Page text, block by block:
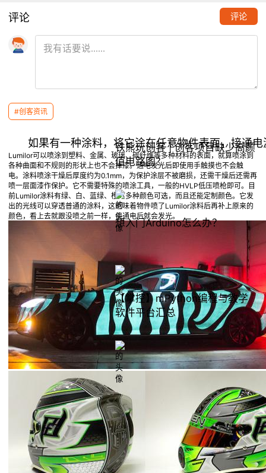
【创客资讯】视觉科技——LumiLor通电发
free 2015.03.30 0
#创客资讯
Lumilor可以喷涂到塑料、金属、玻璃、碳纤维等多种材料的表面，就算喷涂到
各种曲面和不规则的形状上也不会掉漆。通电发光后即使用手触摸也不会触
电。涂料喷涂干燥后厚度约为0.1mm，为保护涂层不被磨损，还需干燥后还需再
喷一层面漆作保护。它不需要特殊的喷涂工具，一般的HVLP低压喷枪即可。目
前Lumilor涂料有绿、白、蓝绿、橙灯多种颜色可选，而且还能定制颜色。它发
出的光线可以穿透普通的涂料，这意味着物件喷了Lumilor涂料后再补上原来的
颜色，看上去就跟没喷之前一样，但通电后就会发光。
评论 评论
推荐阅读
铁熊玩创客 | 创客项目缺少高颜
值电路图？
想入门Arduino怎么办？
【掌控】mPython编程与教学
软件平台汇总